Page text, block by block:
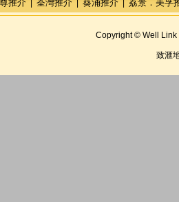
推介| 荃灣推介| 葵涌推介| 荔景．美孚
Copyright © Well Link
致滙